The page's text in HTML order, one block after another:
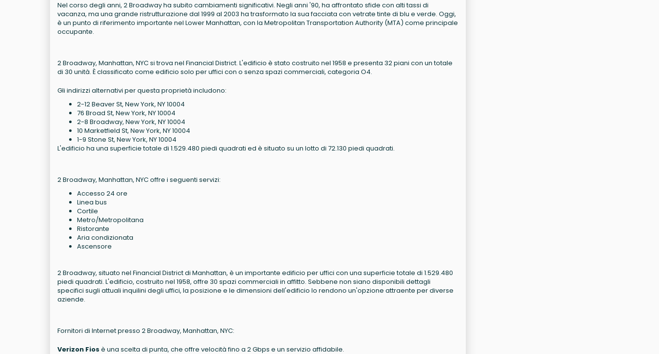
Nel corso degli anni, 2 Broadway ha subito cambiamenti significativi. Negli anni '90, ha affrontato sfide con alti tassi di
vacanza, ma una grande ristrutturazione dal 1999 al 2003 ha trasformato la sua facciata con vetrate tinte di blu e verde. Oggi,
è un punto di riferimento importante nel Lower Manhattan, con la Metropolitan Transportation Authority (MTA) come principale
occupante.
2 Broadway, Manhattan, NYC si trova nel Financial District. L'edificio è stato costruito nel 1958 e presenta 32 piani con un totale
di 30 unità. È classificato come edificio solo per uffici con o senza spazi commerciali, categoria O4.
Gli indirizzi alternativi per questa proprietà includono:
2-12 Beaver St, New York, NY 10004
76 Broad St, New York, NY 10004
2-8 Broadway, New York, NY 10004
10 Marketfield St, New York, NY 10004
1-9 Stone St, New York, NY 10004
L'edificio ha una superficie totale di 1.529.480 piedi quadrati ed è situato su un lotto di 72.130 piedi quadrati.
2 Broadway, Manhattan, NYC offre i seguenti servizi:
Accesso 24 ore
Linea bus
Cortile
Metro/Metropolitana
Ristorante
Aria condizionata
Ascensore
2 Broadway, situato nel Financial District di Manhattan, è un importante edificio per uffici con una superficie totale di 1.529.480
piedi quadrati. L'edificio, costruito nel 1958, offre 30 spazi commerciali in affitto. Sebbene non siano disponibili dettagli
specifici sugli attuali inquilini degli uffici, la posizione e le dimensioni dell'edificio lo rendono un'opzione attraente per diverse
aziende.
Fornitori di Internet presso 2 Broadway, Manhattan, NYC:
Verizon Fios è una scelta di punta, che offre velocità fino a 2 Gbps e un servizio affidabile.